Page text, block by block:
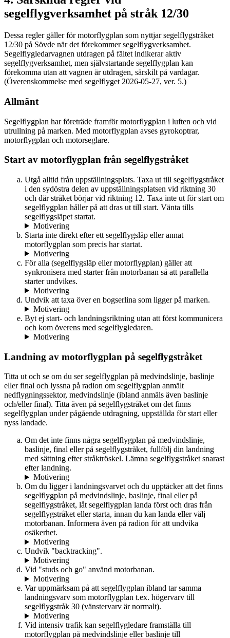
segelflygverksamhet på stråk 12/30
Dessa regler gäller för motorflygplan som nyttjar segelflygstråket
12/30 på Sövde när det förekommer segelflygverksamhet.
Segelflygledarvagnen utdragen på fältet indikerar aktiv
segelflygverksamhet, men självstartande segelflygplan kan
förekomma utan att vagnen är utdragen, särskilt på vardagar.
(Överenskommelse med segelflyget 2026-05-27, ver. 5.)
Allmänt
Segelflygplan har företräde framför motorflygplan i luften och vid
utrullning på marken. Med motorflygplan avses gyrokoptrar,
motorflygplan och motorseglare.
Start av motorflygplan från segelflygstråket
Utgå alltid från uppställningsplats. Taxa ut till segelflygstråket
i den sydöstra delen av uppställningsplatsen vid riktning 30
och där stråket börjar vid riktning 12. Taxa inte ut för start om
segelflygplan håller på att dras ut till start. Vänta tills
segelflygsläpet startat.
Motivering
Starta inte direkt efter ett segelflygsläp eller annat
motorflygplan som precis har startat.
Motivering
För alla (segelflygsläp eller motorflygplan) gäller att
synkronisera med starter från motorbanan så att parallella
starter undvikes.
Motivering
Undvik att taxa över en bogserlina som ligger på marken.
Motivering
Byt ej start- och landningsriktning utan att först kommunicera
och kom överens med segelflygledaren.
Motivering
Landning av motorflygplan på segelflygstråket
Titta ut och se om du ser segelflygplan på medvindslinje, baslinje
eller final och lyssna på radion om segelflygplan anmält
nedflygningssektor, medvindslinje (ibland anmäls även baslinje
och/eller final). Titta även på segelflygstråket om det finns
segelflygplan under pågående utdragning, uppställda för start eller
nyss landade.
Om det inte finns några segelflygplan på medvindslinje,
baslinje, final eller på segelflygstråket, fullfölj din landning
med sättning efter stråktröskel. Lämna segelflygstråket snarast
efter landning.
Motivering
Om du ligger i landningsvarvet och du upptäcker att det finns
segelflygplan på medvindslinje, baslinje, final eller på
segelflygstråket, låt segelflygplan landa först och dras från
segelflygstråket eller starta, innan du kan landa eller välj
motorbanan. Informera även på radion för att undvika
osäkerhet.
Motivering
Undvik "backtracking".
Motivering
Vid "studs och go" använd motorbanan.
Motivering
Var uppmärksam på att segelflygplan ibland tar samma
landningsvarv som motorflygplan t.ex. högervarv till
segelflygstråk 30 (vänstervarv är normalt).
Motivering
Vid intensiv trafik kan segelflygledare framställa till
motorflygplan på medvindslinje eller baslinje till